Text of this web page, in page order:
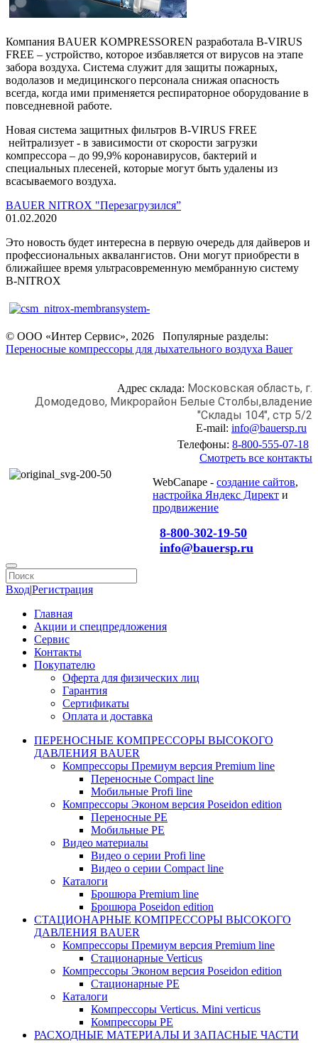
Компания BAUER KOMPRESSOREN разработала B-VIRUS
FREE – устройство, которое избавляется от вирусов на этапе
забора воздуха. Система служит для защиты пожарных,
водолазов и медицинского персонала снижая опасность
всегда, когда ими применяется респираторное оборудование в
повседневной работе.
Новая система защитных фильтров B-VIRUS FREE
нейтрализует - в зависимости от скорости загрузки
компрессора – до 99,9% коронавирусов, бактерий и
специальных плесеней, которые могут быть удалены из
всасываемого воздуха.
BAUER NITROX "Перезагрузился”
01.02.2020
Это новость будет интересна в первую очередь для дайверов и
профессиональных аквалангистов. Они могут приобрести в
ближайшее время ультрасовременную мембранную систему
B-NITROX
© ООО «Интер Сервис», 2026 Популярные разделы:
Переносные компрессоры для дыхательного воздуха Bauer
Адрес склада: Московская область, г.
Домодедово, Микрорайон Белые Столбы,владение
"Склады 104", стр 5/2
E-mail: info@bauersp.ru
Телефоны: 8-800-555-07-18
Смотреть все контакты
WebCanape - создание сайтов,
настройка Яндекс Директ и
продвижение
8-800-302-19-50
info@bauersp.ru
Вход|Регистрация
Главная
Акции и спецпредложения
Сервис
Контакты
Покупателю
Оферта для физических лиц
Гарантия
Сертификаты
Оплата и доставка
ПЕРЕНОСНЫЕ КОМПРЕССОРЫ ВЫСОКОГО
ДАВЛЕНИЯ BAUER
Компрессоры Премиум версия Premium line
Переносные Compact line
Мобильные Profi line
Компрессоры Эконом версия Poseidon edition
Переносные PE
Мобильные PE
Видео материалы
Видео о серии Profi line
Видео о серии Compact line
Каталоги
Брошюра Premium line
Брошюра Poseidon edition
СТАЦИОНАРНЫЕ КОМПРЕССОРЫ ВЫСОКОГО
ДАВЛЕНИЯ BAUER
Компрессоры Премиум версия Premium line
Стационарные Verticus
Компрессоры Эконом версия Poseidon edition
Стационарные PE
Каталоги
Компрессоры Verticus. Mini verticus
Компрессоры PE
РАСХОДНЫЕ МАТЕРИАЛЫ И ЗАПАСНЫЕ ЧАСТИ